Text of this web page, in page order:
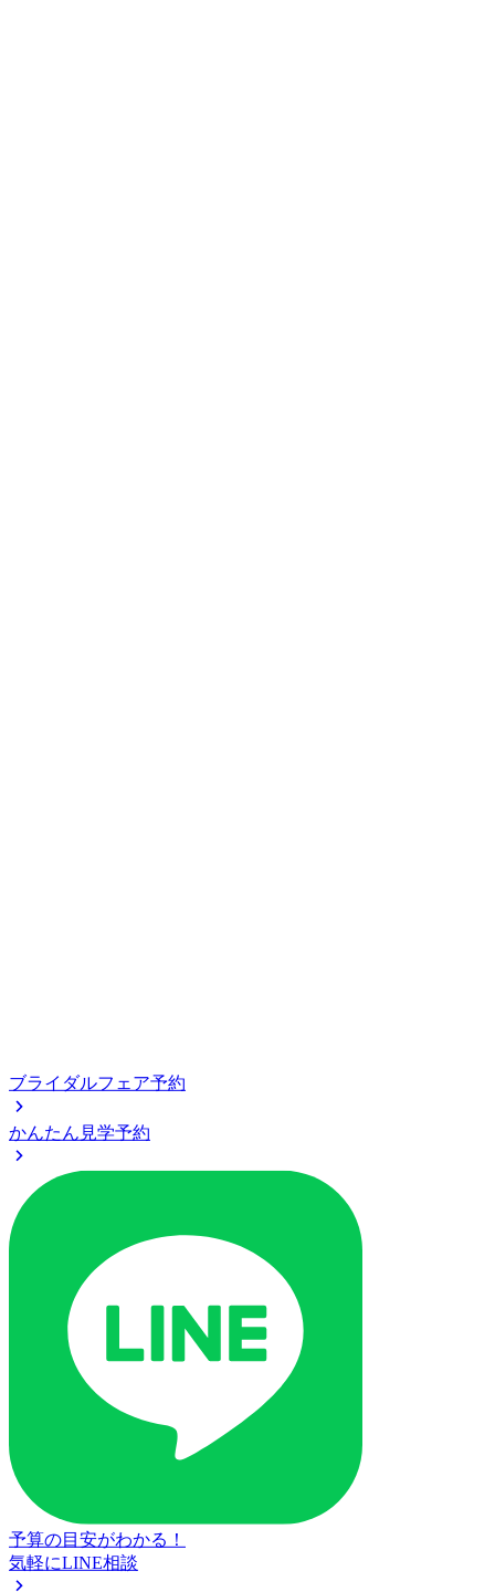
ブライダルフェア予約
かんたん見学予約
予算の目安がわかる！
気軽にLINE相談